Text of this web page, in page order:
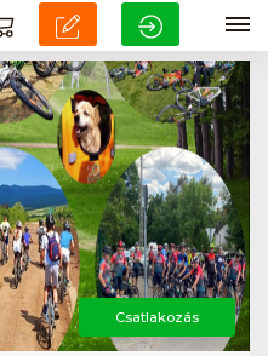
Csatlakozás